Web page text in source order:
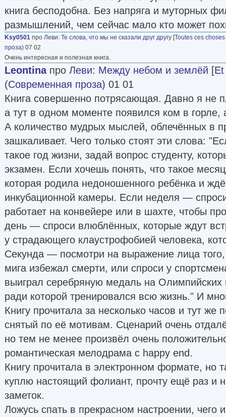
книга бесподобна. Без напряга и муторных
размышлений, чем сейчас мало кто может
Ksy0501 про Леви: Те слова, что мы не сказали друг другу [Toutes ces
проза) 07 02
Очень интересная и полезная книга.
Leontinaпро Леви: Между небом и землёй [
(Современная проза) 01 01
Книга совершенно потрясающая. Давно я не
а тут в одном моменте появился ком в горле,
А количество мудрых мыслей, облечённых в
зашкаливает. Чего только стоят эти слова:
такое год жизни, задай вопрос студенту,
экзамен. Если хочешь понять, что такое
которая родила недоношенного ребёнка и
инкубационной камеры. Если неделя —
работает на конвейере или в шахте, чтобы
день — спроси влюблённых, которые ждут
у страдающего клаустрофобией человека,
Секунда — посмотри на выражение лица
мига избежал смерти, или спроси у
выиграл серебряную медаль на Олимпийских
ради которой тренировался всю жизнь." И
Книгу прочитала за несколько часов и тут
снятый по её мотивам. Сценарий очень
но тем не менее произвёл очень
романтическая мелодрама с happy end.
Книгу прочитала в электронном формате, но
куплю настоящий фолиант, прочту ещё раз и
заметок.
Ложусь спать в прекрасном настроении,